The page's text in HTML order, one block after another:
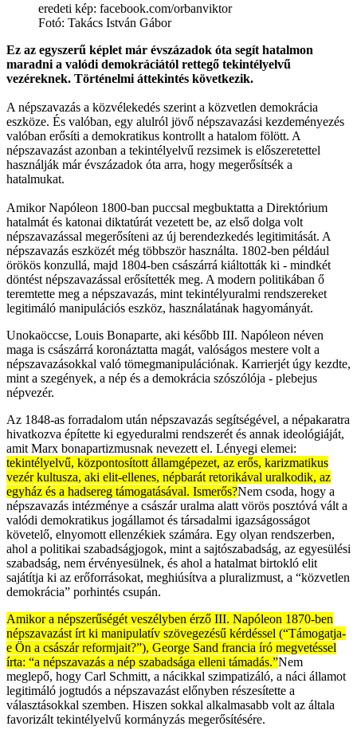
eredeti kép: facebook.com/orbanviktor
Fotó: Takács István Gábor
Ez az egyszerű képlet már évszázadok óta segít hatalmon
maradni a valódi demokráciától rettegő tekintélyelvű
vezéreknek. Történelmi áttekintés következik.
A népszavazás a közvélekedés szerint a közvetlen demokrácia
eszköze. És valóban, egy alulról jövő népszavazási kezdeményezés
valóban erősíti a demokratikus kontrollt a hatalom fölött. A
népszavazást azonban a tekintélyelvű rezsimek is előszeretettel
használják már évszázadok óta arra, hogy megerősítsék a
hatalmukat.
Amikor Napóleon 1800-ban puccsal megbuktatta a Direktórium
hatalmát és katonai diktatúrát vezetett be, az első dolga volt
népszavazással megerősíteni az új berendezkedés legitimitását. A
népszavazás eszközét még többször használta. 1802-ben például
örökös konzullá, majd 1804-ben császárrá kiáltották ki - mindkét
döntést népszavazással erősítették meg. A modern politikában ő
teremtette meg a népszavazás, mint tekintélyuralmi rendszereket
legitimáló manipulációs eszköz, használatának hagyományát.
Unokaöccse, Louis Bonaparte, aki később III. Napóleon néven
maga is császárrá koronáztatta magát, valóságos mestere volt a
népszavazásokkal való tömegmanipulációnak. Karrierjét úgy kezdte,
mint a szegények, a nép és a demokrácia szószólója - plebejus
népvezér.
Az 1848-as forradalom után népszavazás segítségével, a népakaratra
hivatkozva építette ki egyeduralmi rendszerét és annak ideológiáját,
amit Marx bonapartizmusnak nevezett el. Lényegi elemei:
tekintélyelvű, központosított államgépezet, az erős, karizmatikus
vezér kultusza, aki elit-ellenes, népbarát retorikával uralkodik, az
egyház és a hadsereg támogatásával. Ismerős?Nem csoda, hogy a
népszavazás intézménye a császár uralma alatt vörös posztóvá vált a
valódi demokratikus jogállamot és társadalmi igazságosságot
követelő, elnyomott ellenzékiek számára. Egy olyan rendszerben,
ahol a politikai szabadságjogok, mint a sajtószabadság, az egyesülési
szabadság, nem érvényesülnek, és ahol a hatalmat birtokló elit
sajátítja ki az erőforrásokat, meghiúsítva a pluralizmust, a “közvetlen
demokrácia” porhintés csupán.
Amikor a népszerűségét veszélyben érző III. Napóleon 1870-ben
népszavazást írt ki manipulatív szövegezésű kérdéssel (“Támogatja-
e Ön a császár reformjait?”), George Sand francia író megvetéssel
írta: “a népszavazás a nép szabadsága elleni támadás.”Nem
meglepő, hogy Carl Schmitt, a nácikkal szimpatizáló, a náci államot
legitimáló jogtudós a népszavazást előnyben részesítette a
választásokkal szemben. Hiszen sokkal alkalmasabb volt az általa
favorizált tekintélyelvű kormányzás megerősítésére.